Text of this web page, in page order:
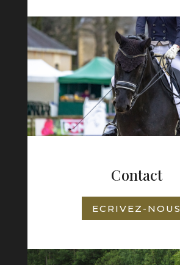
Contact
ECRIVEZ-NOUS